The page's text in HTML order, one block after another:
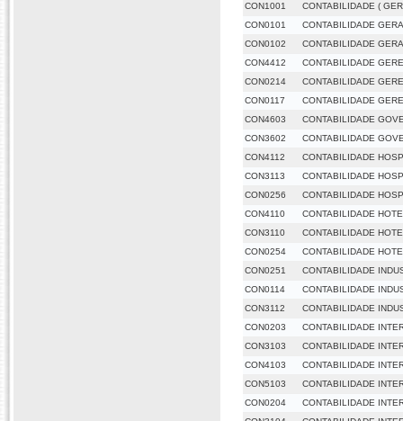
CON1001
CONTABILIDADE (
CON0101
CONTABILIDADE
CON0102
CONTABILIDADE
CON4412
CONTABILIDADE
CON0214
CONTABILIDADE
CON0117
CONTABILIDADE
CON4603
CONTABILIDADE
CON3602
CONTABILIDADE
CON4112
CONTABILIDADE
CON3113
CONTABILIDADE
CON0256
CONTABILIDADE
CON4110
CONTABILIDADE
CON3110
CONTABILIDADE
CON0254
CONTABILIDADE
CON0251
CONTABILIDADE
CON0114
CONTABILIDADE
CON3112
CONTABILIDADE
CON0203
CONTABILIDADE
CON3103
CONTABILIDADE
CON4103
CONTABILIDADE
CON5103
CONTABILIDADE
CON0204
CONTABILIDADE